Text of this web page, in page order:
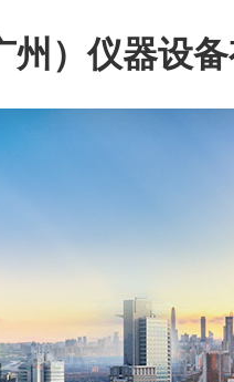
州）仪器设